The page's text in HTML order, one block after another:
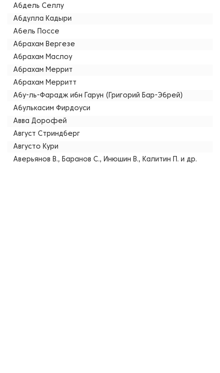
Абдель Селлу
Абдулла Кадыри
Абель Поссе
Абрахам Вергезе
Абрахам Маслоу
Абрахам Меррит
Абрахам Мерритт
Абу-ль-Фарадж ибн Гарун (Григорий Бар-Эбрей)
Абулькасим Фирдоуси
Авва Дорофей
Август Стриндберг
Августо Кури
Аверьянов В., Баранов С., Инюшин В., Калитин П. и др.